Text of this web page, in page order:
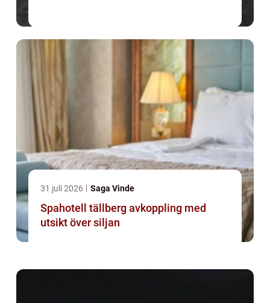
31 juli 2026 Saga Vinde
Spahotell tällberg avkoppling med
utsikt över siljan